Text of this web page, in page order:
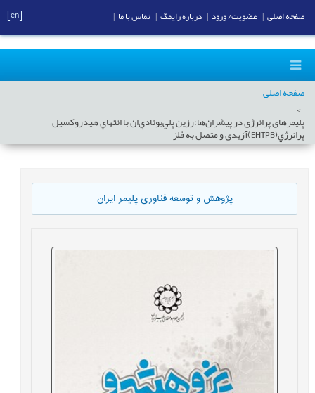
صفحه اصلی
پلیمرهای پرانرژی در پیشران‌ها:رزین پلي‌بوتادي‌ان با انتهاي هيدروکسيل
پرانرژي(EHTPB)آزیدی و متصل به فلز
پژوهش و توسعه فناوری پلیمر ایران
صفحه اصلی عضویت/ ورود درباره رایمگ تماس با ما